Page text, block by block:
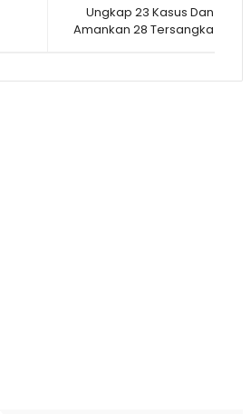
Ungkap 23 Kasus Dan
Amankan 28 Tersangka